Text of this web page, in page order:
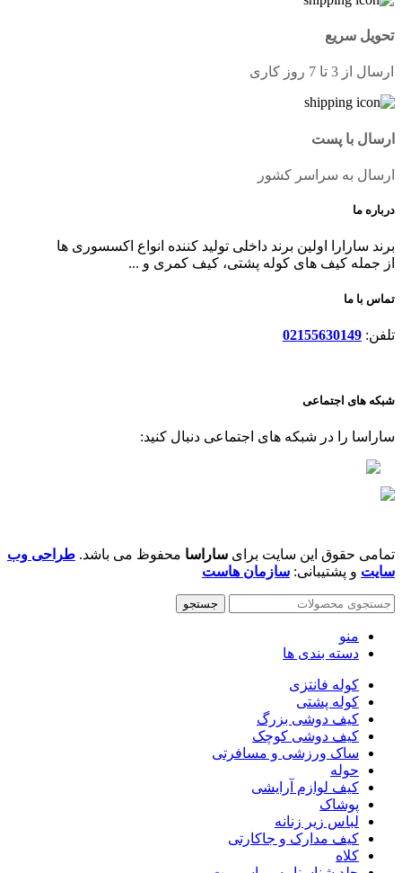
تحویل سریع
ارسال از 3 تا 7 روز کاری
ارسال با پست
ارسال به سراسر کشور
درباره ما
برند سارارا اولین برند داخلی تولید کننده انواع اکسسوری ها
از جمله کیف های کوله پشتی، کیف کمری و ...
تماس با ما
تلفن: 02155630149
شبکه های اجتماعی
ساراسا را در شبکه های اجتماعی دنبال کنید:
تمامی حقوق این سایت برای ساراسا محفوظ می باشد. طراحی وب
سایت و پشتیبانی: سازمان هاست
جستجو
منو
دسته بندی ها
کوله فانتزی
کوله پشتی
کیف دوشی بزرگ
کیف دوشى کوچک
ساک ورزشی و مسافرتی
حوله
کیف لوازم آرایشی
پوشاک
لباس زیر زنانه
کیف مدارک و جاکارتی
کلاه